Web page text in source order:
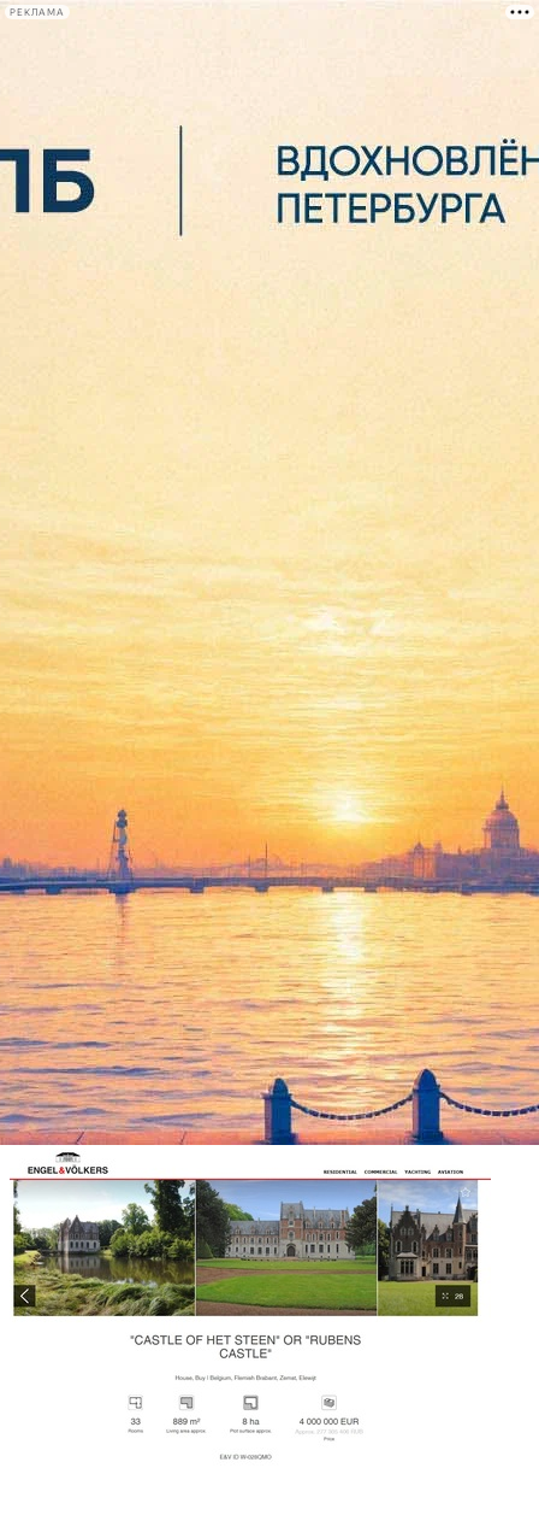
РЕКЛАМА
Сегодня:
В Бельгии продают замок
Рубенса
27 февраля 2018, 13:12 Версия для печати
Замок Стен, расположенный в 25 километрах от Антверпена,
ищет нового владельца. Сумма, которую хотят выручить за
бывшее владение крупнейшего фламандского художника
Питера Пауля Рубенса, составляет 4 миллиона евро. Об этом
сообщаетThe Art Newspaper .
Владения достаточно просторные: в замке, построенном в
1304 году и приобретенном Рубенсом в 1635-м, — 33
комнаты, строение с трех сторон окружено рвом. Свои
полотна художник создавал в мастерской, расположенной на
верхнем этаже. В частности, во время проживания здесь он
создал «Осенний пейзаж с видом на замок Стен ранним
утром», ныне находящийся в Национальной галерее в
Лондоне.